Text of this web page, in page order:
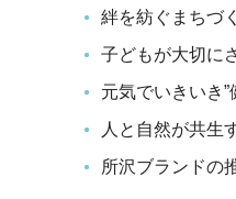
絆を紡ぐまちづ
子どもが大切に
元気でいきいき
人と自然が共生
所沢ブランドの